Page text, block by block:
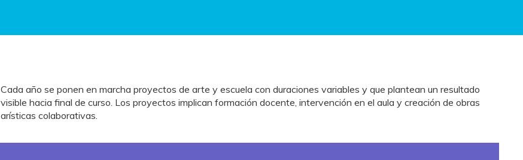
Cada año se ponen en marcha proyectos de arte y escuela con duraciones variables y que plantean un resultado
visible hacia final de curso. Los proyectos implican formación docente, intervención en el aula y creación de obras
arísticas colaborativas.